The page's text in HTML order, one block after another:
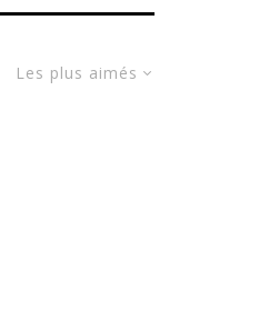
Les plus aimés